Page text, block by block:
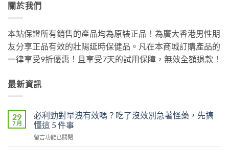
關於我們
本站保證所有銷售的產品均為原裝正品！為廣大香港男性朋
友分享正品有效的壯陽延時保健品。凡在本商城訂購產品的
一律享受9折優惠！且享受7天的試用保障，無效全額退款！
最新資訊
29
7 月
必利勁對早洩有效嗎？吃了沒效別急著怪藥，先搞
懂這 5 件事
在
留言功能已關閉